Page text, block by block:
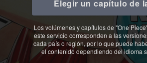
Elegir un capítulo de
Los volúmenes y capítulos de "One
este servicio corresponden a las
cada país o región, por lo que puede
el contenido dependiendo del idioma